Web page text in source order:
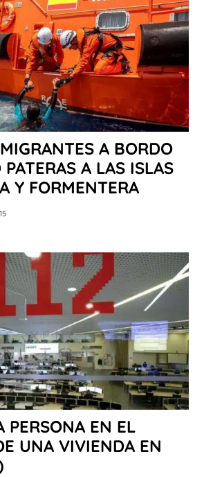
A BORDO
A LAS ISLAS
Y FORMENTERA
PERSONA EN EL
UNA VIVIENDA EN